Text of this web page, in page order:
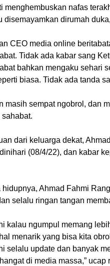
menghembuskan nafas
disemayamkan dirumah
CEO media online
Tidak ada kabar sang
bahkan mengaku sehari
biasa. Tidak ada tanda
masih sempat ngobrol, dan
dari keluarga dekat,
(08/4/22), dan kabar
hidupnya, Ahmad Fahmi
selalu ringan tangan
kalau ngumpul memang
menarik yang bisa kita
selalu update dan banyak
di media massa,” ucap